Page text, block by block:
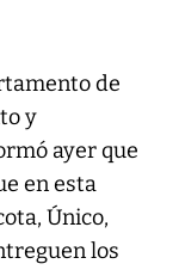
de
y
ayer que
en esta
Único,
los